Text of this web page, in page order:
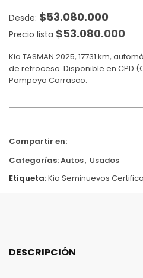
$53.080.000
Precio lista $53.080.000
Kia TASMAN 2025, 17731 km,
de retroceso. Disponible en CPD
Pompeyo Carrasco.
Compartir en:
Categorías:Autos, Usados
Etiqueta:Kia Seminuevos
DESCRIPCIÓN